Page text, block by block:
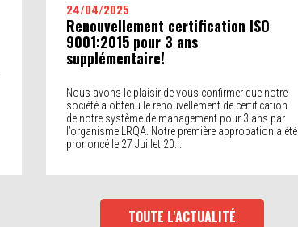
24/04/2025
Renouvellement certification ISO
9001:2015 pour 3 ans
supplémentaire!
Nous avons le plaisir de vous confirmer que notre
société a obtenu le renouvellement de certification
de notre système de management pour 3 ans par
l’organisme LRQA. Notre première approbation a été
prononcé le 27 Juillet 20...
TOUTE L'ACTUALITÉ